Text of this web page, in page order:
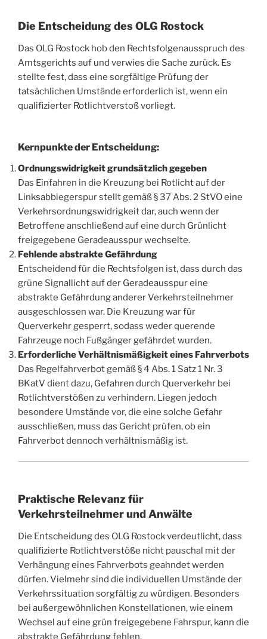
Die Entscheidung des OLG Rostock
Das OLG Rostock hob den Rechtsfolgenausspruch des
Amtsgerichts auf und verwies die Sache zurück. Es
stellte fest, dass eine sorgfältige Prüfung der
tatsächlichen Umstände erforderlich ist, wenn ein
qualifizierter Rotlichtverstoß vorliegt.
Kernpunkte der Entscheidung:
Ordnungswidrigkeit grundsätzlich gegeben
Das Einfahren in die Kreuzung bei Rotlicht auf der
Linksabbiegerspur stellt gemäß § 37 Abs. 2 StVO eine
Verkehrsordnungswidrigkeit dar, auch wenn der
Betroffene anschließend auf eine durch Grünlicht
freigegebene Geradeausspur wechselte.
Fehlende abstrakte Gefährdung
Entscheidend für die Rechtsfolgen ist, dass durch das
grüne Signallicht auf der Geradeausspur eine
abstrakte Gefährdung anderer Verkehrsteilnehmer
ausgeschlossen war. Die Kreuzung war für
Querverkehr gesperrt, sodass weder querende
Fahrzeuge noch Fußgänger gefährdet wurden.
Erforderliche Verhältnismäßigkeit eines Fahrverbots
Das Regelfahrverbot gemäß § 4 Abs. 1 Satz 1 Nr. 3
BKatV dient dazu, Gefahren durch Querverkehr bei
Rotlichtverstößen zu verhindern. Liegen jedoch
besondere Umstände vor, die eine solche Gefahr
ausschließen, muss das Gericht prüfen, ob ein
Fahrverbot dennoch verhältnismäßig ist.
Praktische Relevanz für
Verkehrsteilnehmer und Anwälte
Die Entscheidung des OLG Rostock verdeutlicht, dass
qualifizierte Rotlichtverstöße nicht pauschal mit der
Verhängung eines Fahrverbots geahndet werden
dürfen. Vielmehr sind die individuellen Umstände der
Verkehrssituation sorgfältig zu würdigen. Besonders
bei außergewöhnlichen Konstellationen, wie einem
Wechsel auf eine grün freigegebene Fahrspur, kann die
abstrakte Gefährdung fehlen.